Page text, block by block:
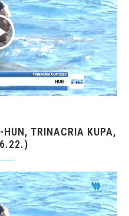
TRINACRIA KUPA,